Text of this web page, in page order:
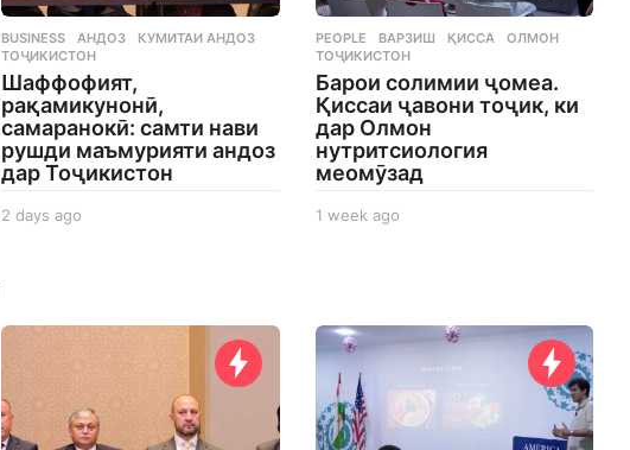
BUSINESS АНДОЗ ,КУМИТАИ АНДОЗ
ТОҶИКИСТОН
Шаффофият,
рақамикунонӣ,
самаранокӣ: самти нави
рушди маъмурияти андоз
дар Тоҷикистон
2 days ago
a
PEOPLE ВАРЗИШ ,ҚИССА ,ОЛМОН
ТОҶИКИСТОН
Барои солимии ҷомеа.
Қиссаи ҷавони тоҷик, ки
дар Олмон
нутритсиология
меомӯзад
1 week ago
a
g